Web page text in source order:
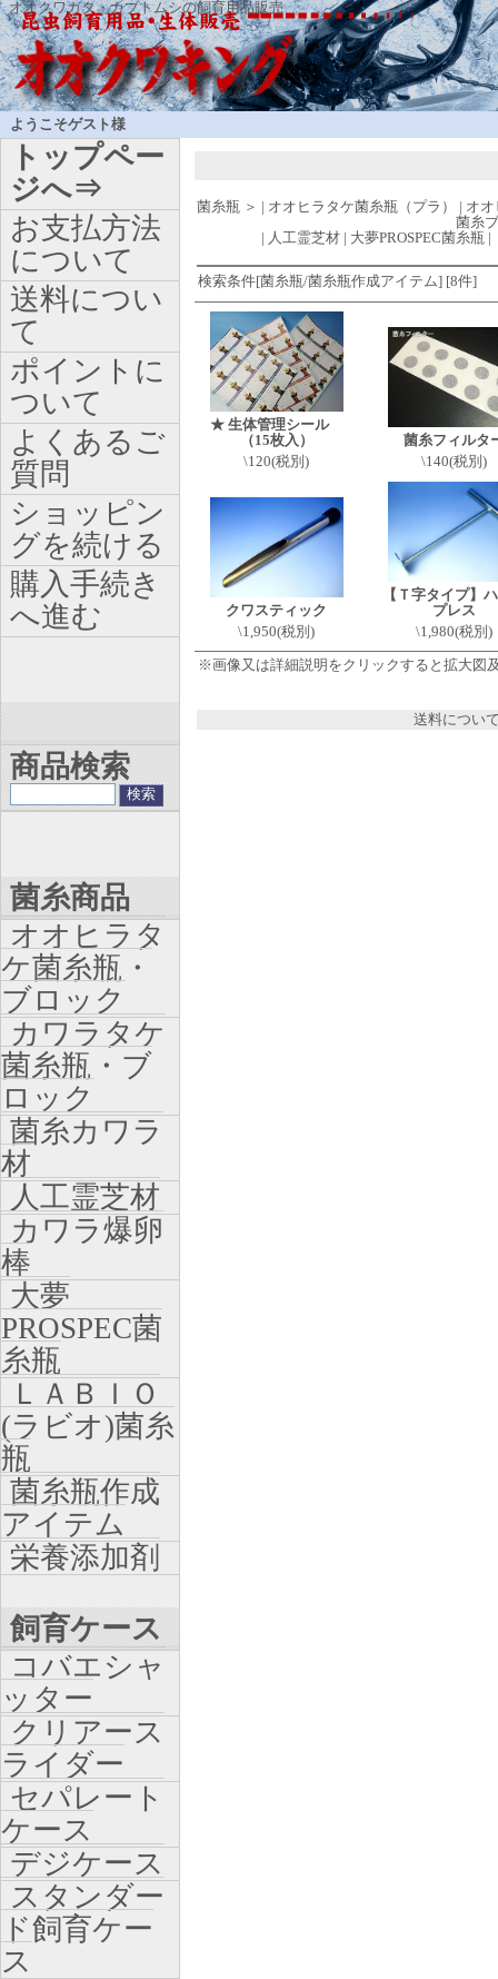
オオクワガタ・カブトムシの飼育用品販売
ようこそゲスト様
菌糸瓶＞ | オオヒラタケ菌糸瓶（プラ） | オ
菌糸
| 人工霊芝材 | 大夢PROSPEC菌糸瓶 |
検索条件[菌糸瓶/菌糸瓶作成アイテム] [8件]
★ 生体管理シール
（15枚入）
\120(税別)
菌糸フィルタ
\140(税別)
クワスティック
\1,950(税別)
【Ｔ字タイプ】
プレス
\1,980(税別)
※画像又は詳細説明をクリックすると拡大図
送料につい
トップペー
ジへ⇒
お支払方法
について
送料につい
て
ポイントに
ついて
よくあるご
質問
ショッピン
グを続ける
購入手続き
へ進む
商品検索
菌糸商品
オオヒラタ
ケ菌糸瓶・
ブロック
カワラタケ
菌糸瓶・ブ
ロック
菌糸カワラ
材
人工霊芝材
カワラ爆卵
棒
大夢
PROSPEC菌
糸瓶
ＬＡＢＩＯ
(ラビオ)菌糸
瓶
菌糸瓶作成
アイテム
栄養添加剤
飼育ケース
コバエシャ
ッター
クリアース
ライダー
セパレート
ケース
デジケース
スタンダー
ド飼育ケー
ス